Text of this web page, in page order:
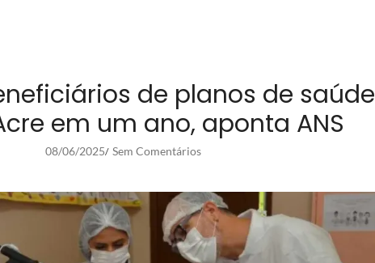
de planos de saúde
em um ano, aponta ANS
08/06/2025/ Sem Comentários